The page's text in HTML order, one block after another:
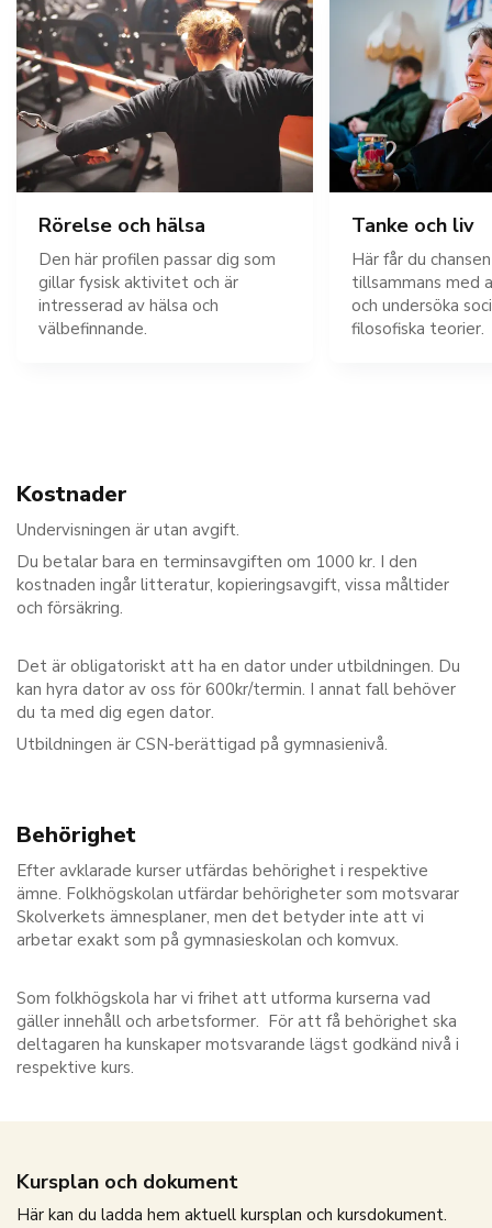
Rörelse och hälsa
Den här profilen passar dig som
gillar fysisk aktivitet och är
intresserad av hälsa och
välbefinnande.
Tanke och liv
Här får du
tillsammans med
och undersöka
filosofiska teorier.
Kostnader
Undervisningen är utan avgift.
Du betalar bara en terminsavgiften om 1000 kr. I den
kostnaden ingår litteratur, kopieringsavgift, vissa måltider
och försäkring.
Det är obligatoriskt att ha en dator under utbildningen. Du
kan hyra dator av oss för 600kr/termin. I annat fall behöver
du ta med dig egen dator.
Utbildningen är CSN-berättigad på gymnasienivå.
Behörighet
Efter avklarade kurser utfärdas behörighet i respektive
ämne. Folkhögskolan utfärdar behörigheter som motsvarar
Skolverkets ämnesplaner, men det betyder inte att vi
arbetar exakt som på gymnasieskolan och komvux.
Som folkhögskola har vi frihet att utforma kurserna vad
gäller innehåll och arbetsformer. För att få behörighet ska
deltagaren ha kunskaper motsvarande lägst godkänd nivå i
respektive kurs.
Kursplan och dokument
Här kan du ladda hem aktuell kursplan och kursdokument.